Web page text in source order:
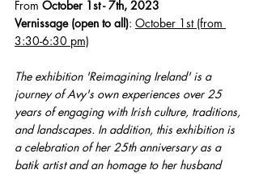
From October 1st - 7th, 2023
Vernissage (open to all): October 1st (from
3:30-6:30 pm)
The exhibition 'Reimagining Ireland' is a
journey of Avy's own experiences over 25
years of engaging with Irish culture, traditions,
and landscapes. In addition, this exhibition is
a celebration of her 25th anniversary as a
batik artist and an homage to her husband